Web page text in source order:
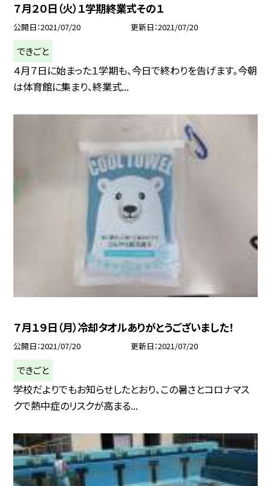
７月２０日（火）１学期終業式その１
公開日 2021/07/20 更新日 2021/07/20
できごと
４月７日に始まった１学期も、今日で終わりを告げます。今朝
は体育館に集まり、終業式...
７月１９日（月）冷却タオルありがとうございました！
公開日 2021/07/20 更新日 2021/07/20
できごと
学校だよりでもお知らせしたとおり、この暑さとコロナマス
クで熱中症のリスクが高まる...